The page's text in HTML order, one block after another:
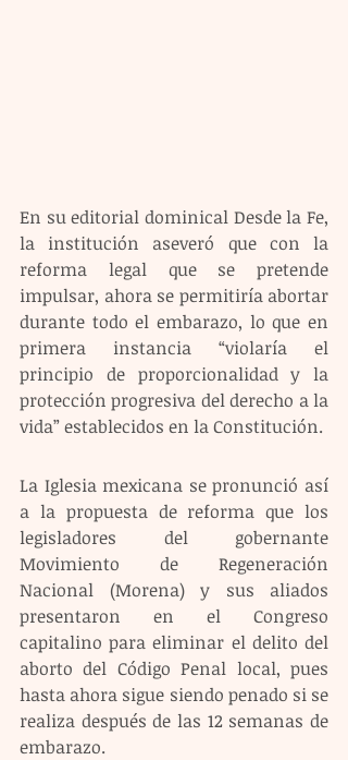
En su editorial dominical Desde la Fe,
la institución aseveró que con la
reforma legal que se pretende
impulsar, ahora se permitiría abortar
durante todo el embarazo, lo que en
primera instancia “violaría el
principio de proporcionalidad y la
protección progresiva del derecho a la
vida” establecidos en la Constitución.
La Iglesia mexicana se pronunció así
a la propuesta de reforma que los
legisladores del gobernante
Movimiento de Regeneración
Nacional (Morena) y sus aliados
presentaron en el Congreso
capitalino para eliminar el delito del
aborto del Código Penal local, pues
hasta ahora sigue siendo penado si se
realiza después de las 12 semanas de
embarazo.